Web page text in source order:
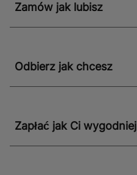
Zamów jak lubisz
Odbierz jak chcesz
Zapłać jak Ci wygodniej